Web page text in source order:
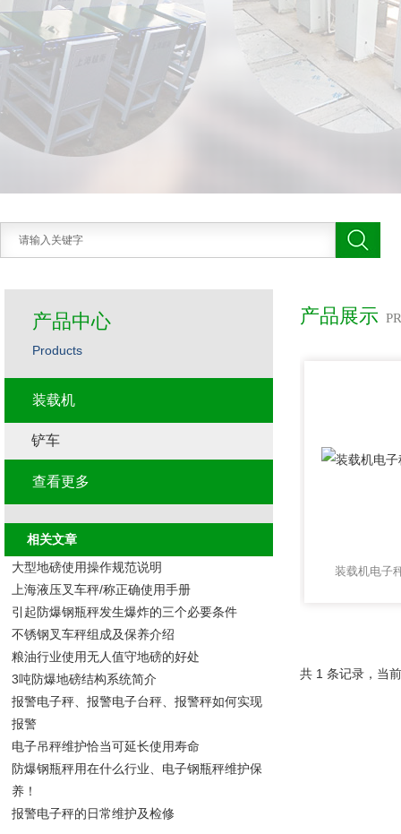
产品展示
装载机电子
共 1 条记录，当
产品中心
Products
装载机
铲车
查看更多
相关文章
大型地磅使用操作规范说明
上海液压叉车秤/称正确使用手册
引起防爆钢瓶秤发生爆炸的三个必要条件
不锈钢叉车秤组成及保养介绍
粮油行业使用无人值守地磅的好处
3吨防爆地磅结构系统简介
报警电子秤、报警电子台秤、报警秤如何实现
报警
电子吊秤维护恰当可延长使用寿命
防爆钢瓶秤用在什么行业、电子钢瓶秤维护保
养！
报警电子秤的日常维护及检修